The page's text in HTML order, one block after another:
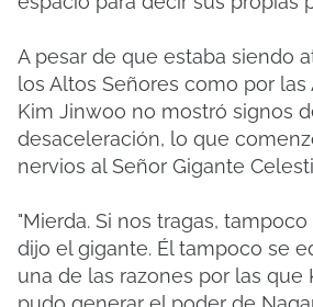
A pesar de que estaba siendo
los Altos Señores como por
Kim Jinwoo no mostró signos
desaceleración, lo que
nervios al Señor Gigante
"Mierda. Si nos tragas, tampoco
dijo el gigante. Él tampoco se
una de las razones por las que